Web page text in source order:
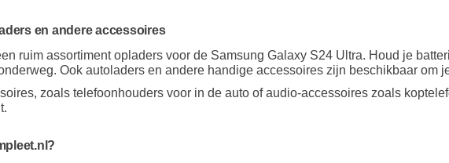
en andere accessoires
ruim assortiment opladers voor de Samsung Galaxy S24 Ultra. Houd je
Ook autoladers en andere handige accessoires zijn beschikbaar om
zoals telefoonhouders voor in de auto of audio-accessoires zoals